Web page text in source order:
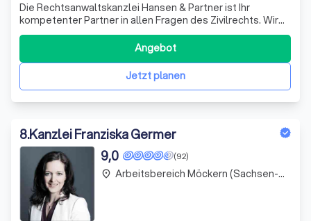
Die Rechtsanwaltskanzlei Hansen & Partner ist Ihr
kompetenter Partner in allen Fragen des Zivilrechts. Wir
regulieren die Rechtsbeziehungen zwischen natürlichen
und juristischen Personen und stehen Ihnen in rechtlichen
Auseinandersetzungen zur Seite. Unser Team besteht
aus qualifizierten Fachangeste
Jetzt planen
Angebot
8.Kanzlei Franziska Germer
(92)
9,0
place Arbeitsbereich Möckern (Sachsen-Anhalt)